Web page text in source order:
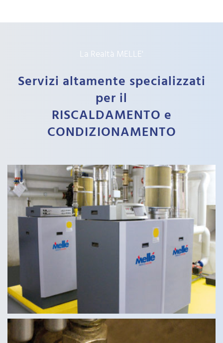
La Realtà MELLE'
Servizi altamente specializzati
per il
RISCALDAMENTO e
CONDIZIONAMENTO